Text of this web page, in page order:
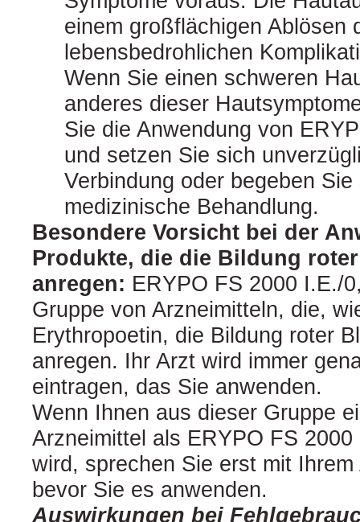
einem großflächigen Ablösen
lebensbedrohlichen
Wenn Sie einen schweren
anderes dieser
Sie die Anwendung von
und setzen Sie sich
Verbindung oder begeben
medizinische Behandlung.
Besondere Vorsicht bei der
Produkte, die die Bildung
anregen: ERYPO FS 2000 I.E./
Gruppe von Arzneimitteln, die,
Erythropoetin, die Bildung roter
anregen. Ihr Arzt wird immer
eintragen, das Sie anwenden.
Wenn Ihnen aus dieser Gruppe
Arzneimittel als ERYPO FS
wird, sprechen Sie erst mit
bevor Sie es anwenden.
Auswirkungen bei